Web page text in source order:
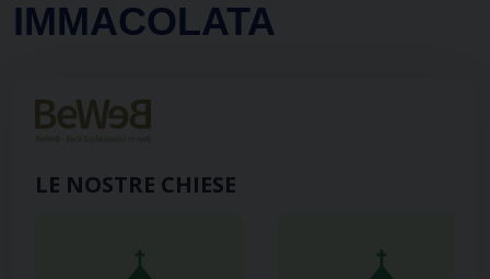
IMMACOLATA
LE NOSTRE CHIESE